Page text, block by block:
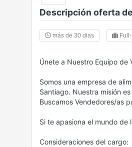
Descripción oferta
más de 30 dias
Únete a Nuestro Equipo de
Somos una empresa de
Santiago. Nuestra misión
Buscamos Vendedores/as
Si te apasiona el mundo
Consideraciones del cargo: